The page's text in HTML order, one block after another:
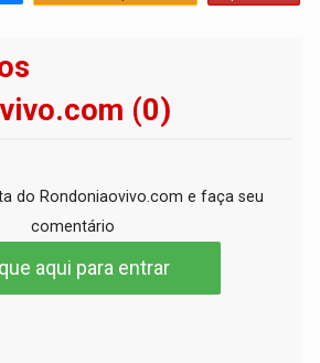
(0)
do Rondoniaovivo.com e faça seu
comentário
aqui para entrar